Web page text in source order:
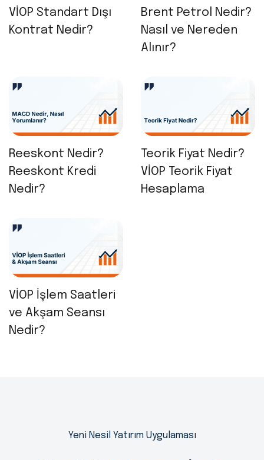
VİOP Standart Dışı
Kontrat Nedir?
Brent Petrol Nedir?
Nasıl ve Nereden
Alınır?
Reeskont Nedir?
Reeskont Kredi
Nedir?
Teorik Fiyat Nedir?
VİOP Teorik Fiyat
Hesaplama
VİOP İşlem Saatleri
ve Akşam Seansı
Nedir?
Yeni Nesil Yatırım Uygulaması